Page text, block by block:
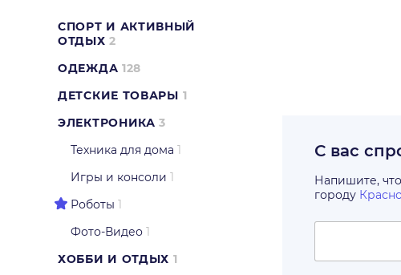
СПОРТ И АКТИВНЫЙ
ОТДЫХ 2
ОДЕЖДА 128
ДЕТСКИЕ ТОВАРЫ 1
ЭЛЕКТРОНИКА 3
Техника для дома 1
Игры и консоли 1
Роботы 1
Фото-Видео 1
ХОББИ И ОТДЫХ 1
С вас
Напишите,
городу